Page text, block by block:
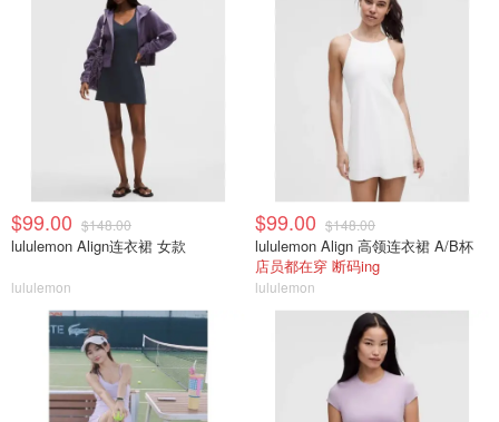
$99.00 $148.00
lululemon Align连衣裙 女款
lululemon
$99.00 $148.00
lululemon Align 高领连衣裙 A/B杯
店员都在穿 断码ing
lululemon